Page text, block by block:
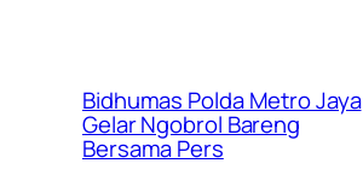
Bidhumas Polda Metro Jaya
Gelar Ngobrol Bareng
Bersama Pers